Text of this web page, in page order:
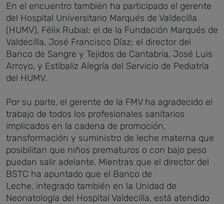
En el encuentro también ha participado el gerente
del Hospital Universitario Marqués de Valdecilla
(HUMV), Félix Rubial; el de la Fundación Marqués de
Valdecilla, José Francisco Díaz; el director del
Banco de Sangre y Tejidos de Cantabria, José Luis
Arroyo, y Estibaliz Alegría del Servicio de Pediatría
del HUMV.
Por su parte, el gerente de la FMV ha agradecido el
trabajo de todos los profesionales sanitarios
implicados en la cadena de promoción,
transformación y suministro de leche materna que
posibilitan que niños prematuros o con bajo peso
puedan salir adelante. Mientras que el director del
BSTC ha apuntado que el Banco de
Leche, integrado también en la Unidad de
Neonatología del Hospital Valdecilla, está atendido